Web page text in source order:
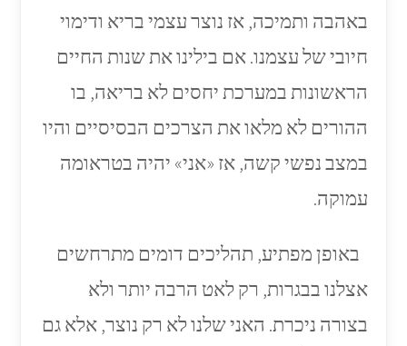
באהבה ותמיכה, אז נוצר עצמי בריא ודימוי
חיובי של עצמנו. אם בילינו את שנות החיים
הראשונות במערכת יחסים לא בריאה, בו
ההורים לא מלאו את הצרכים הבסיסיים והיו
במצב נפשי קשה, אז «אני» יהיה בטראומה
עמוקה.
באופן מפתיע, תהליכים דומים מתרחשים
אצלנו בבגרות, רק לאט הרבה יותר ולא
בצורה ניכרת. האני שלנו לא רק נוצר, אלא גם